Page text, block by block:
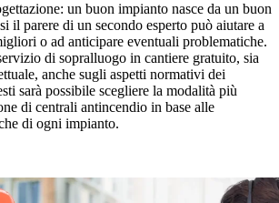
un buon impianto nasce da un buon
il parere di un secondo esperto può aiutare a
o ad anticipare eventuali problematiche.
di sopralluogo in cantiere gratuito, sia
, anche sugli aspetti normativi dei
sarà possibile scegliere la modalità più
di centrali antincendio in base alle
di ogni impianto.